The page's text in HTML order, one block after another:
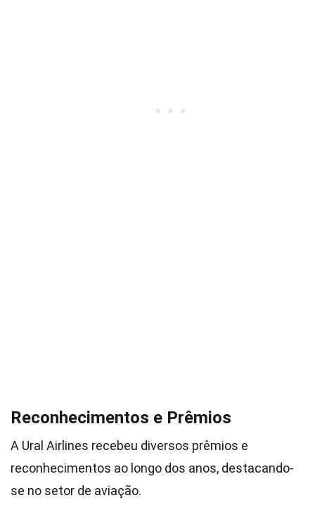
Reconhecimentos e Prêmios
A Ural Airlines recebeu diversos prêmios e
reconhecimentos ao longo dos anos, destacando-
se no setor de aviação.